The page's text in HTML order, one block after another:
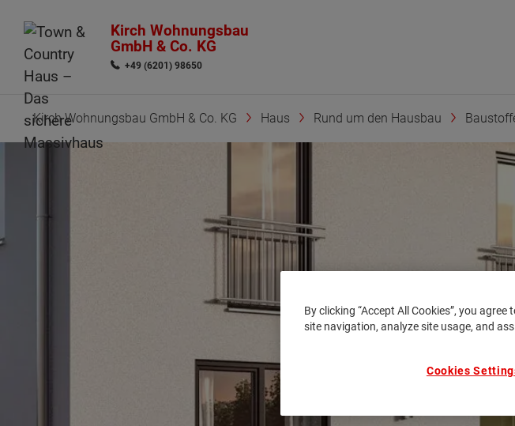
Kirch Wohnungsbau
GmbH & Co. KG
+49 (6201) 98650
Kirch Wohnungsbau GmbH & Co. KG Haus Rund um den Hausbau
By clicking “Accept All Cookies”, you
site navigation, analyze site usage, and
Cookies